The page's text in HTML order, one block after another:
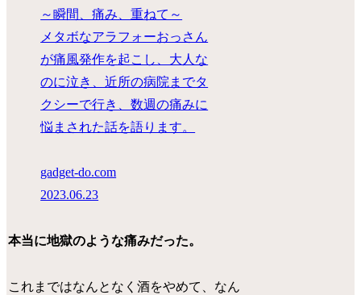
～瞬間、痛み、重ねて～
メタボなアラフォーおっさん
が痛風発作を起こし、大人な
のに泣き、近所の病院までタ
クシーで行き、数週の痛みに
悩まされた話を語ります。
gadget-do.com
2023.06.23
本当に地獄のような痛みだった。
これまではなんとなく酒をやめて、なん